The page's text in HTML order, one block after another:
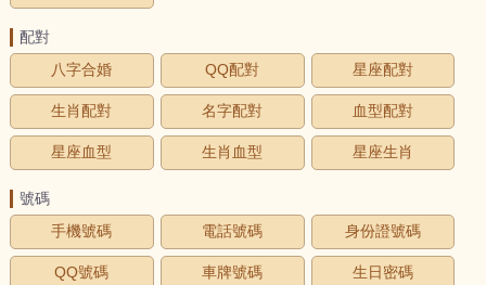
配對
八字合婚
QQ配對 星座配對
生肖配對 名字配對 血型配對
星座血型 生肖血型 星座生肖
號碼
手機號碼
電話號碼 身份證號碼
QQ號碼 車牌號碼 生日密碼